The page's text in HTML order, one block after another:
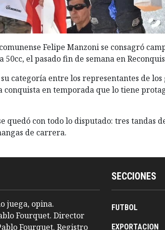
Felipe Manzoni se consagró
el pasado fin de semana en
categoría entre los representantes de
conquista en temporada que lo tiene
quedó con todo lo disputado: tres tandas
de carrera.
juega, opina.
Fourquet. Director
Fourquet. Registro
SECCIONES
FUTBOL
EXPORTACION